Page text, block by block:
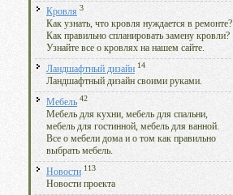
Кровля 3
Как узнать, что кровля нуждается в ремонте?
Как правильно спланировать замену кровли?
Узнайте все о кровлях на нашем сайте.
Ландшафтный дизайн 14
Ландшафтный дизайн своими руками.
Мебель 42
Мебель для кухни, мебель для спальни,
мебель для гостинной, мебель для ванной.
Все о мебели дома и о том как правильно
выбрать мебель.
Новости 113
Новости проекта